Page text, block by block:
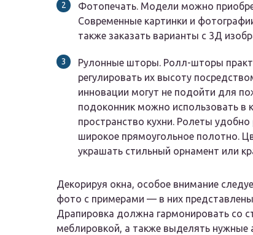
Фотопечать. Модели можно
Современные картинки и
также заказать варианты с 3Д
Рулонные шторы. Ролл-шторы
регулировать их высоту
инновации могут не подойти для
подоконник можно использовать в
пространство кухни. Ролеты удобно
широкое прямоугольное полотно.
украшать стильный орнамент или
Декорируя окна, особое внимание
фото с примерами — в них
Драпировка должна гармонировать со
меблировкой, а также выделять нужные